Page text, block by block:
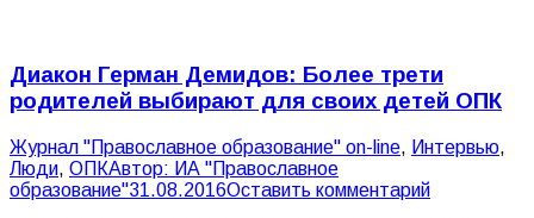
Диакон Герман Демидов: Более трети
родителей выбирают для своих детей ОПК
Журнал "Православное образование" on-line, Интервью,
Люди, ОПКАвтор: ИА "Православное
образование"31.08.2016Оставить комментарий